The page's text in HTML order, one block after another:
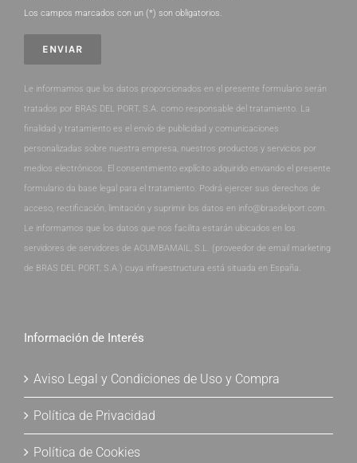
Los campos marcados con un (*) son obligatorios.
Le informamos que los datos proporcionados en el presente formulario serán
tratados por BRAS DEL PORT, S.A. como responsable del tratamiento. La
finalidad y tratamiento es el envío de publicidad y comunicaciones
personalizadas sobre nuestra empresa, nuestros productos y servicios por
medios electrónicos. El consentimiento explícito adquirido enviando el presente
formulario da base legal para el tratamiento. Podrá ejercer sus derechos de
acceso, rectificación, limitación y suprimir los datos en info@brasdelport.com.
Le informamos que los datos que nos facilita estarán ubicados en los
servidores de servidores de ACUMBAMAIL, S.L. (proveedor de email marketing
de BRAS DEL PORT, S.A.) cuya infraestructura está situada en España.
Información de Interés
Aviso Legal y Condiciones de Uso y Compra
Política de Privacidad
Política de Cookies